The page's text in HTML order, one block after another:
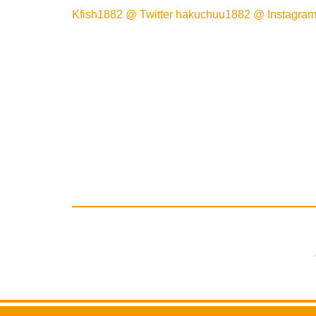
Kfish1882 @ Twitter hakuchuu1882 @ Instagram